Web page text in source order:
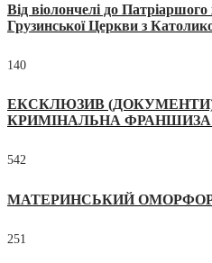
Від віолончелі до
Грузинської Церкви з
140
ЕКСКЛЮЗИВ
КРИМІНАЛЬНА
542
МАТЕРИНСЬКИЙ ОМОРФОР
251